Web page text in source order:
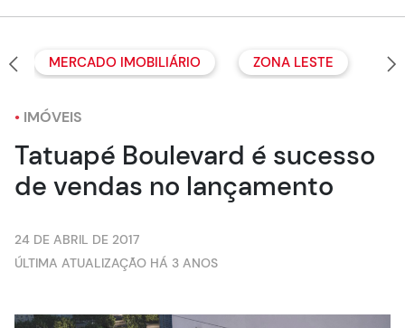
MERCADO IMOBILIÁRIO ZONA LESTE
• IMÓVEIS
Tatuapé Boulevard é sucesso
de vendas no lançamento
24 DE ABRIL DE 2017
ÚLTIMA ATUALIZAÇÃO HÁ 3 ANOS